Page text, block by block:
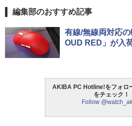
編集部のおすすめ記事
有線/無線両対応
OUD RED」が入
AKIBA PC Hotline!をフォロ
をチェック！
Follow